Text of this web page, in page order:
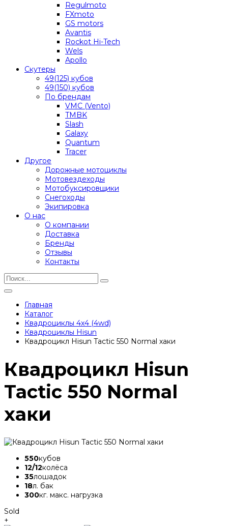
Regulmoto
FXmoto
GS motors
Avantis
Rockot Hi-Tech
Wels
Apollo
Скутеры
49(125) кубов
49(150) кубов
По брендам
VMC (Vento)
TMBK
Slash
Galaxy
Quantum
Tracer
Другое
Дорожные мотоциклы
Мотовездеходы
Мотобуксировщики
Снегоходы
Экипировка
О нас
О компании
Доставка
Бренды
Отзывы
Контакты
Главная
Каталог
Квадроциклы 4x4 (4wd)
Квадроциклы Hisun
Квадроцикл Hisun Tactic 550 Normal хаки
Квадроцикл Hisun
Tactic 550 Normal
хаки
550кубов
12/12колёса
35лошадок
18л. бак
300кг. макс. нагрузка
Sold
+